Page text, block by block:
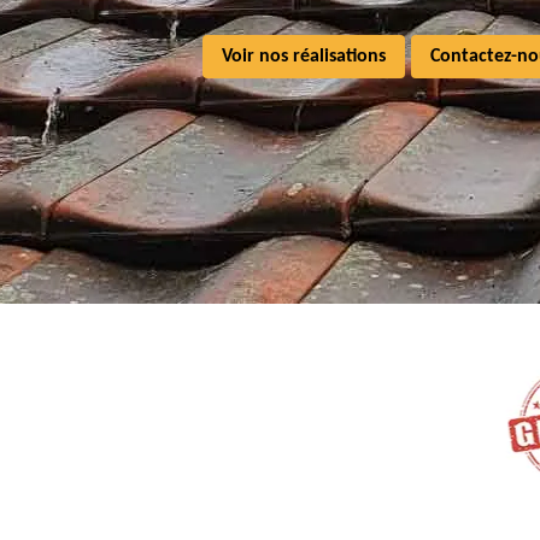
Voir nos réalisations Contactez-